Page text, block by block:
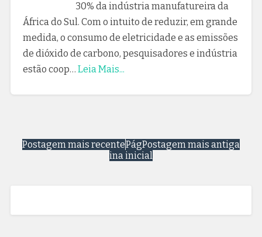
30% da indústria manufatureira da
África do Sul. Com o intuito de reduzir, em grande
medida, o consumo de eletricidade e as emissões
de dióxido de carbono, pesquisadores e indústria
estão coop… Leia Mais...
Postagem mais recente Postagem mais antiga
Pág
ina inicial